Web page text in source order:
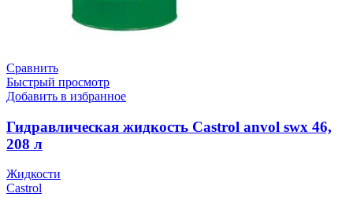
Сравнить
Быстрый просмотр
Добавить в избранное
Гидравлическая жидкость Castrol anvol swx 46,
208 л
Жидкости
Castrol